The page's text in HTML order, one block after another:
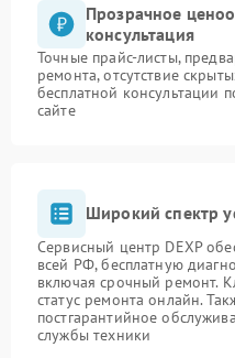
Прозрачное
консультация
Точные прайс-листы,
ремонта, отсутствие
бесплатной консультации
сайте
Широкий спектр
Сервисный центр DEXP
всей РФ, бесплатную
включая срочный ремонт.
статус ремонта онлайн.
постгарантийное
службы техники